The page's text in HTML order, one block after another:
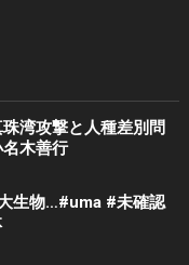
湾攻撃と人種差別問
木善行
生物…#uma #未確認